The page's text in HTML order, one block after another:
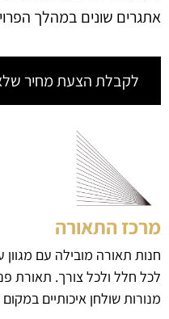
אתגרים שונים במהלך
לקבלת הצעת מחיר
מרכז התאורה
חנות תאורה מובילה עם
לכל חלל ולכל צורך. תאורת
מנורות שולחן איכותיים